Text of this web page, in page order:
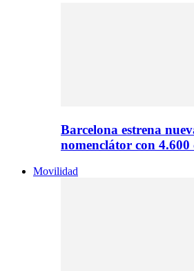
Barcelona estrena
nomenclátor con 4.600
Movilidad